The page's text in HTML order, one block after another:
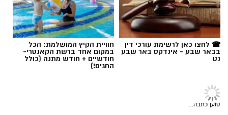
רז אלבז. צילום: פרטי
שרון דינר / 15:28 16.07.26
תגים:
טליה איטח
חוויית הקיץ המושלמת: הכל
במקום אחד ברשת הקאנטרי-